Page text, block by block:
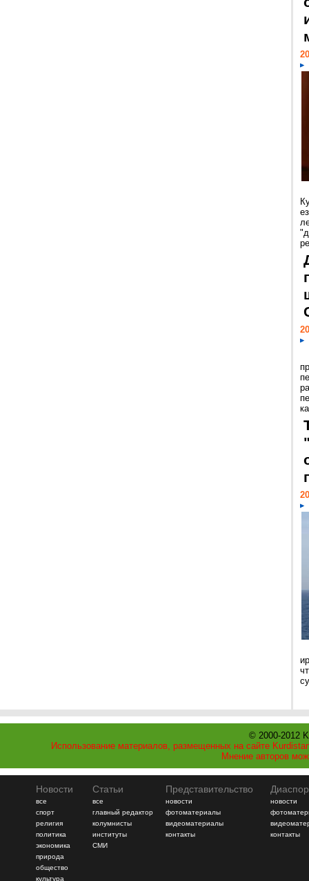
© 2000-2012
Использование материалов, размещенных на сайте
Мнение авторов
Новости
все
спорт
религия
политика
экономика
природа
общество
культура
Статьи
все
главный редактор
колумнисты
институты
СМИ
Представительство
новости
фотоматериалы
видеоматериалы
контакты
новости
контакты